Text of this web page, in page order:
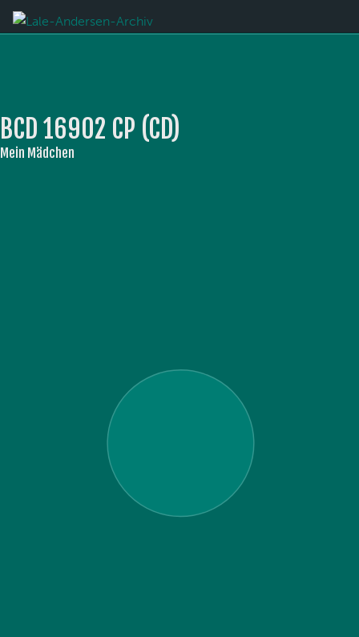
BCD 16902 CP (CD)
Mein Mädchen